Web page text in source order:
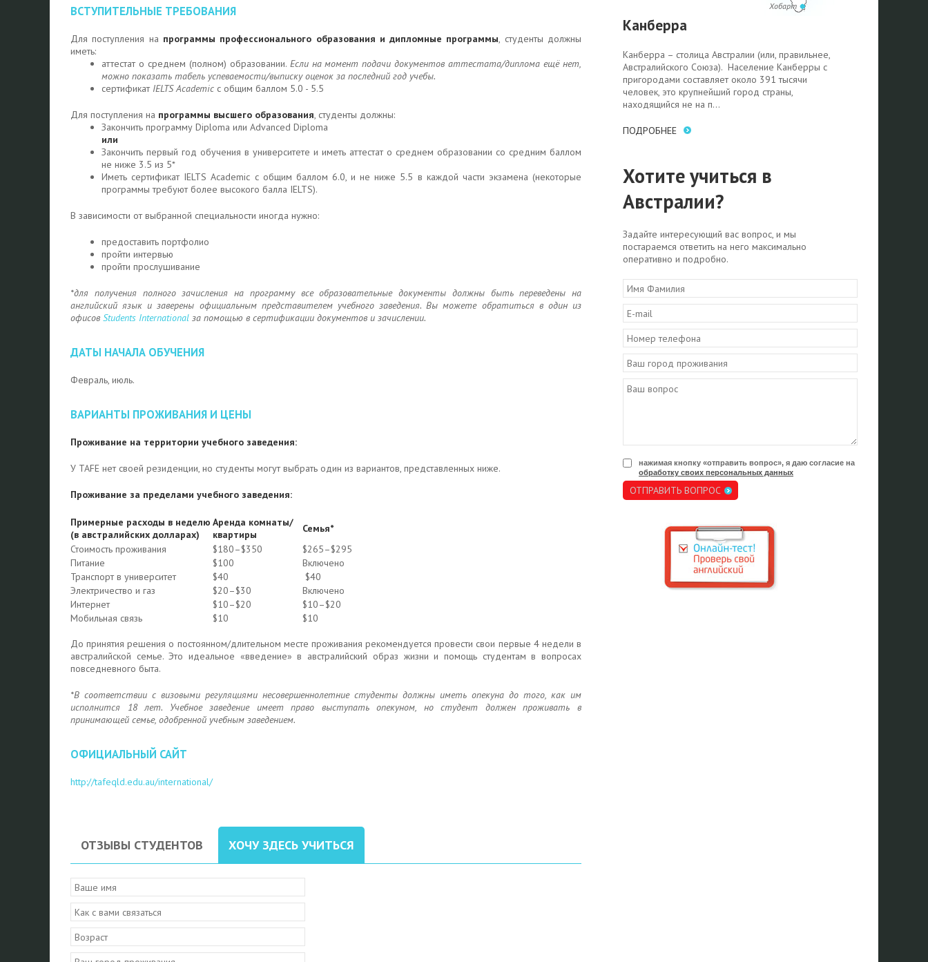
ВСТУПИТЕЛЬНЫЕ ТРЕБОВАНИЯ
Для поступления на программы профессионального образования и дипломные программы, студенты должны
иметь:
аттестат о среднем (полном) образовании. Если на момент подачи документов аттестата/диплома ещё нет,
можно показать табель успеваемости/выписку оценок за последний год учебы.
сертификат IELTS Academic с общим баллом 5.0 - 5.5
Для поступления на программы высшего образования, студенты должны:
Закончить программу Diploma или Advanced Diploma
или
Закончить первый год обучения в университете и иметь аттестат о среднем образовании со средним баллом
не ниже 3.5 из 5*
Иметь сертификат IELTS Academic с общим баллом 6.0, и не ниже 5.5 в каждой части экзамена (некоторые
программы требуют более высокого балла IELTS).
В зависимости от выбранной специальности иногда нужно:
предоставить портфолио
пройти интервью
пройти прослушивание
*для получения полного зачисления на программу все образовательные документы должны быть переведены на
английский язык и заверены официальным представителем учебного заведения. Вы можете обратиться в один из
офисов Students International за помощью в сертификации документов и зачислении.
ДАТЫ НАЧАЛА ОБУЧЕНИЯ
Февраль, июль.
ВАРИАНТЫ ПРОЖИВАНИЯ И ЦЕНЫ
Проживание на территории учебного заведения:
У TAFE нет своей резиденции, но студенты могут выбрать один из вариантов, представленных ниже.
Проживание за пределами учебного заведения:
Примерные расходы в неделю
(в австралийских долларах)
Аренда комнаты/
квартиры
Семья*
Стоимость проживания
$180–$350
$265–$295
Питание
$100
Включено
Транспорт в университет
$40
$40
Электричество и газ
$20–$30
Включено
Интернет
$10–$20
$10–$20
Мобильная связь
$10 $10
До принятия решения о постоянном/длительном месте проживания рекомендуется провести свои первые 4 недели в
австралийской семье. Это идеальное «введение» в австралийский образ жизни и помощь студентам в вопросах
повседневного быта.
*В соответствии с визовыми регуляциями несовершеннолетние студенты должны иметь опекуна до того, как им
исполнится 18 лет. Учебное заведение имеет право выступать опекуном, но студент должен проживать в
принимающей семье, одобренной учебным заведением.
ОФИЦИАЛЬНЫЙ САЙТ
http://tafeqld.edu.au/international/
ОТЗЫВЫ СТУДЕНТОВ ХОЧУ ЗДЕСЬ УЧИТЬСЯ
Хобарт
Канберра
Канберра – столица Австралии (или, правильнее,
Австралийского Союза). Население Канберры с
пригородами составляет около 391 тысячи
человек, это крупнейший город страны,
находящийся не на п...
ПОДРОБНЕЕ
Хотите учиться в
Австралии?
Задайте интересующий вас вопрос, и мы
постараемся ответить на него максимально
оперативно и подробно.
нажимая кнопку «отправить вопрос», я даю согласие на
обработку своих персональных данных
ОТПРАВИТЬ ВОПРОС